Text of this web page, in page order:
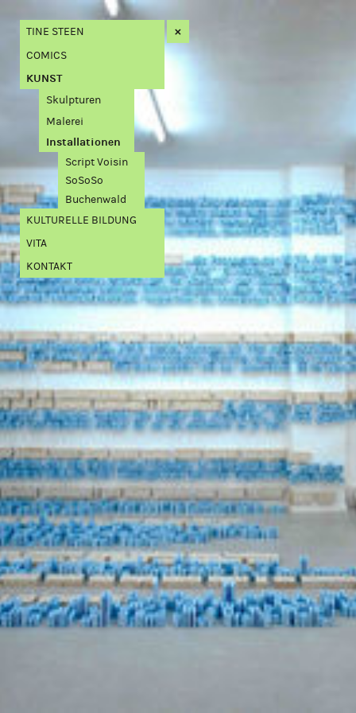
×
TINE STEEN
COMICS
KUNST
Skulpturen
Malerei
Installationen
Script Voisin
SoSoSo
Buchenwald
KULTURELLE BILDUNG
VITA
KONTAKT